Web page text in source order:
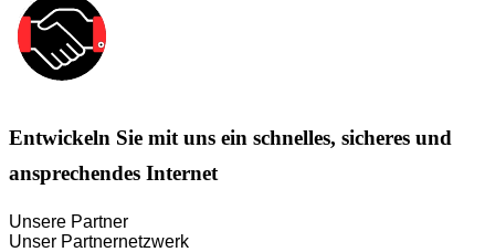
Entwickeln Sie mit uns ein schnelles, sicheres und
ansprechendes Internet
Unsere Partner
Unser Partnernetzwerk